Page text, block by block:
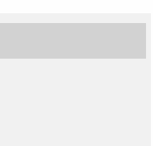
Docs_México